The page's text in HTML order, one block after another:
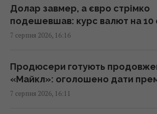
складніше імпортувати
взимку, – Центр Разумкова
16:04 п'ятниця, 07 серпня 2026
Нацбанк посилив гривню до
офіційний курс валют на
15:56 п'ятниця, 07 серпня 2026
Долар завмер, а євро стрімко
подешевшав: курс валют на 10
7 серпня 2026, 16:16
Продюсери готують
«Майкл»: оголошено дати
7 серпня 2026, 16:11